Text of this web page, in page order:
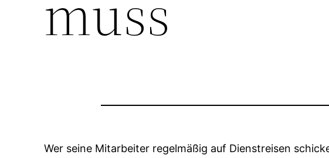
Wer seine Mitarbeiter regelmäßig auf Dienstreisen